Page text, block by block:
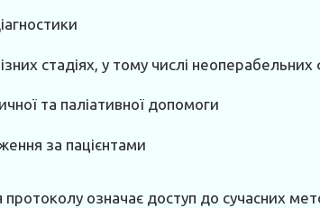
стадіях, у тому числі
та паліативної допомоги
за пацієнтами
означає доступ до сучасних